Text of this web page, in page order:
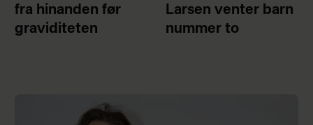
fra hinanden før
graviditeten
Larsen venter barn
nummer to